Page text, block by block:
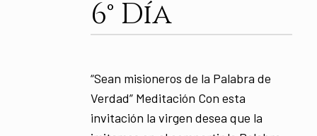
6° Día
“Sean misioneros de la Palabra de
Verdad” Meditación Con esta
invitación la virgen desea que la